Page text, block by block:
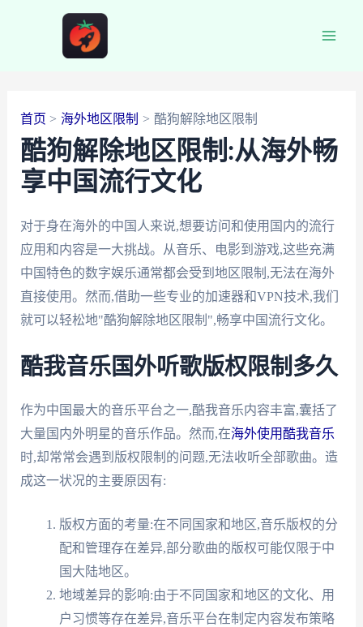
首页 海外地区限制 酷狗解除地区限制
酷狗解除地区限制:从海外畅
享中国流行文化
对于身在海外的中国人来说,想要访问和使用国内的流行
应用和内容是一大挑战。从音乐、电影到游戏,这些充满
中国特色的数字娱乐通常都会受到地区限制,无法在海外
直接使用。然而,借助一些专业的加速器和VPN技术,我们
就可以轻松地"酷狗解除地区限制",畅享中国流行文化。
酷我音乐国外听歌版权限制多久
作为中国最大的音乐平台之一,酷我音乐内容丰富,囊括了
大量国内外明星的音乐作品。然而,在海外使用酷我音乐
时,却常常会遇到版权限制的问题,无法收听全部歌曲。造
成这一状况的主要原因有:
版权方面的考量:在不同国家和地区,音乐版权的分
配和管理存在差异,部分歌曲的版权可能仅限于中
国大陆地区。
地域差异的影响:由于不同国家和地区的文化、用
户习惯等存在差异,音乐平台在制定内容发布策略